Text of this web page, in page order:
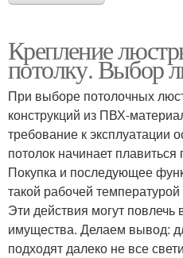
Крепление
потолку. Выбор
При выборе потолочных
конструкций из ПВХ-
требование к эксплуатации
потолок начинает
Покупка и последующее
такой рабочей
Эти действия могут повлечь
имущества. Делаем вывод:
подходят далеко не все